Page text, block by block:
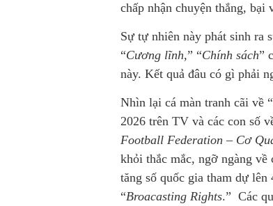
chấp nhận chuyện thắng,
Sự tự nhiên này phát sinh ra
“Cương lĩnh,” “Chính sách”
này. Kết quả đâu có gì phải
Nhìn lại cá màn tranh cãi về “
2026 trên TV và các con số
Football Federation – Cơ
khỏi thắc mắc, ngỡ ngàng
tăng số quốc gia tham dự
“Broacasting Rights.” Các